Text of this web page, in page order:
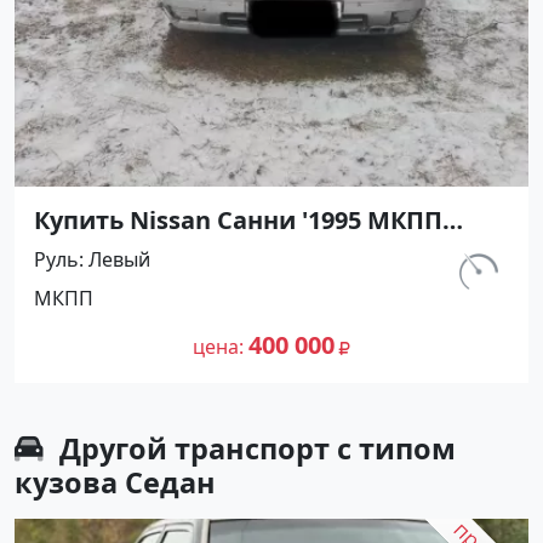
Купить Nissan Санни '1995 МКПП
(1400/90 л.с.) Бензин карбюратор
Абинск цвет Серебристый Седан по
цене 400000 рублей, объявление
№27476 на сайте Авторынок23
км.
Руль Левый
МКПП
цена 400 000
Другой транспорт с типом
кузова Седан